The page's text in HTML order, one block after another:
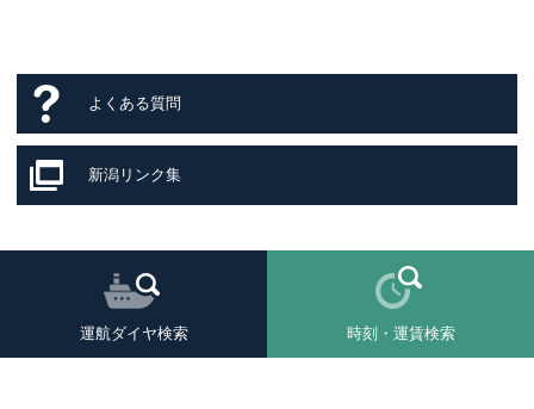
よくある質問
新潟リンク集
運航ダイヤ検索 時刻・運賃検索